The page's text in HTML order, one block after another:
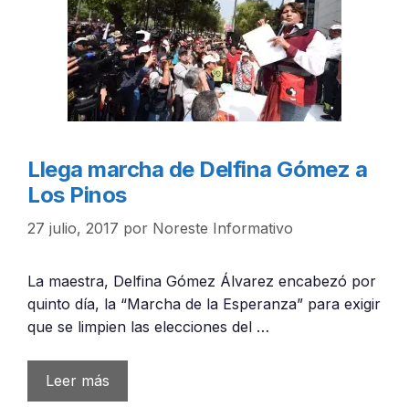
Llega marcha de Delfina Gómez a
Los Pinos
27 julio, 2017 por Noreste Informativo
La maestra, Delfina Gómez Álvarez encabezó por
quinto día, la “Marcha de la Esperanza” para exigir
que se limpien las elecciones del …
Leer más